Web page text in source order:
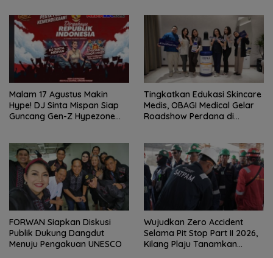
Malam 17 Agustus Makin
Hype! DJ Sinta Mispan Siap
Guncang Gen-Z Hypezone
Tingkatkan Edukasi Skincare
Medis, OBAGI Medical Gelar
Roadshow Perdana di
FORWAN Siapkan Diskusi
Publik Dukung Dangdut
Menuju Pengakuan UNESCO
Wujudkan Zero Accident
Selama Pit Stop Part II 2026,
Kilang Plaju Tanamkan